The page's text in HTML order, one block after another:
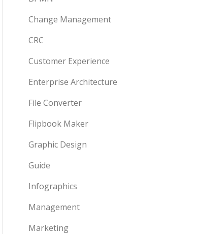
Change Management
CRC
Customer Experience
Enterprise Architecture
File Converter
Flipbook Maker
Graphic Design
Guide
Infographics
Management
Marketing